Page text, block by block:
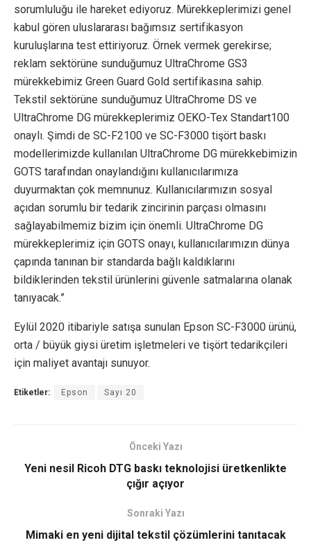
sorumluluğu ile hareket ediyoruz. Mürekkeplerimizi genel
kabul gören uluslararası bağımsız sertifikasyon
kuruluşlarına test ettiriyoruz. Örnek vermek gerekirse;
reklam sektörüne sunduğumuz UltraChrome GS3
mürekkebimiz Green Guard Gold sertifikasına sahip.
Tekstil sektörüne sunduğumuz UltraChrome DS ve
UltraChrome DG mürekkeplerimiz OEKO-Tex Standart100
onaylı. Şimdi de SC-F2100 ve SC-F3000 tişört baskı
modellerimizde kullanılan UltraChrome DG mürekkebimizin
GOTS tarafından onaylandığını kullanıcılarımıza
duyurmaktan çok memnunuz. Kullanıcılarımızın sosyal
açıdan sorumlu bir tedarik zincirinin parçası olmasını
sağlayabilmemiz bizim için önemli. UltraChrome DG
mürekkeplerimiz için GOTS onayı, kullanıcılarımızın dünya
çapında tanınan bir standarda bağlı kaldıklarını
bildiklerinden tekstil ürünlerini güvenle satmalarına olanak
tanıyacak.”
Eylül 2020 itibariyle satışa sunulan Epson SC-F3000 ürünü,
orta / büyük giysi üretim işletmeleri ve tişört tedarikçileri
için maliyet avantajı sunuyor.
Etiketler: Epson Sayı 20
Önceki Yazı
Yeni nesil Ricoh DTG baskı teknolojisi üretkenlikte
çığır açıyor
Sonraki Yazı
Mimaki en yeni dijital tekstil çözümlerini tanıtacak